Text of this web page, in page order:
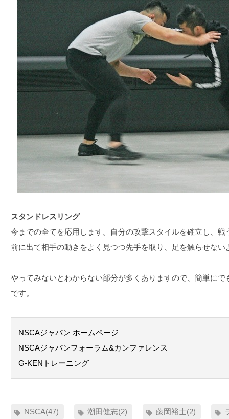
スタンドレスリング
今までの全てを応用します。自分の攻撃スタイルを確立し、
前に出て相手の動きをよく見つつ先手を取り、足を触らせな
やってみないとわからない部分が多くありますので、簡単に
です。
NSCAジャパン ホームページ
NSCAジャパンフォーラム&カンファレンス
G-KENトレーニング
NSCA(47) 潮田健志(2) 藤岡裕士(2)